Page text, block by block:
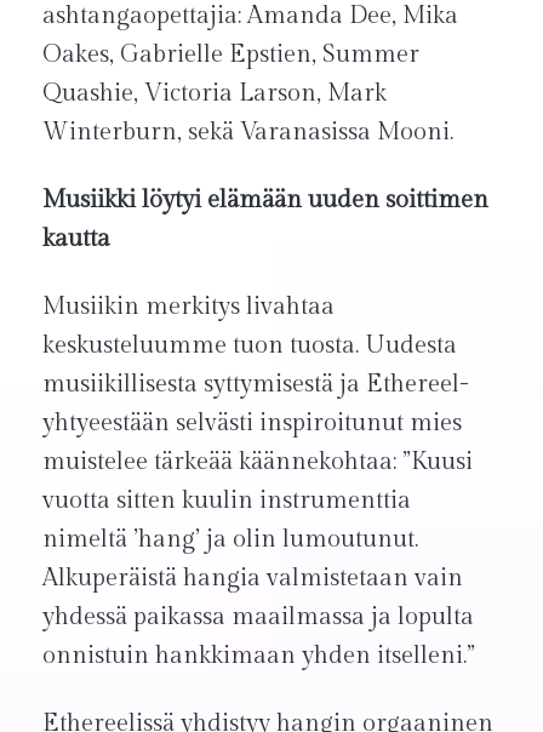
ashtangaopettajia: Amanda Dee, Mika
Oakes, Gabrielle Epstien, Summer
Quashie, Victoria Larson, Mark
Winterburn, sekä Varanasissa Mooni.
Musiikki löytyi elämään uuden soittimen
kautta
Musiikin merkitys livahtaa
keskusteluumme tuon tuosta. Uudesta
musiikillisesta syttymisestä ja Ethereel-
yhtyeestään selvästi inspiroitunut mies
muistelee tärkeää käännekohtaa: ”Kuusi
vuotta sitten kuulin instrumenttia
nimeltä ’hang’ ja olin lumoutunut.
Alkuperäistä hangia valmistetaan vain
yhdessä paikassa maailmassa ja lopulta
onnistuin hankkimaan yhden itselleni.”
Ethereelissä yhdistyy hangin orgaaninen